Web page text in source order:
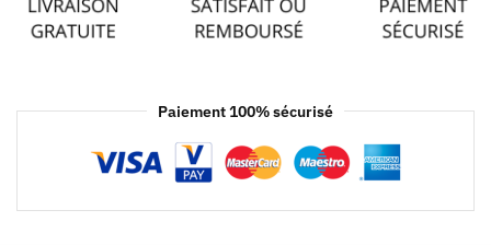
Paiement 100% sécurisé